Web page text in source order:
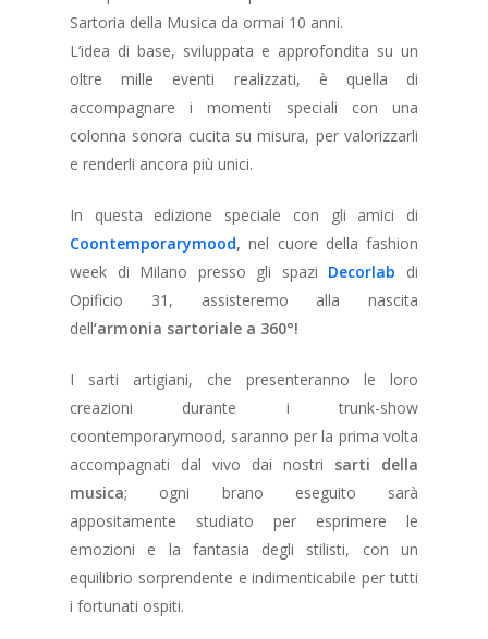
Sartoria della Musica da ormai 10 anni.
L’idea di base, sviluppata e approfondita su un
oltre mille eventi realizzati, è quella di
accompagnare i momenti speciali con una
colonna sonora cucita su misura, per valorizzarli
e renderli ancora più unici.
In questa edizione speciale con gli amici di
Coontemporarymood, nel cuore della fashion
week di Milano presso gli spazi Decorlab
di
Opificio 31, assisteremo alla nascita
dell‘armonia sartoriale a 360°!
I sarti artigiani, che presenteranno le loro
creazioni durante i trunk-show
coontemporarymood, saranno per la prima volta
accompagnati dal vivo dai nostri sarti della
musica; ogni brano eseguito sarà
appositamente studiato per esprimere le
emozioni e la fantasia degli stilisti, con un
equilibrio sorprendente e indimenticabile per tutti
i fortunati ospiti.